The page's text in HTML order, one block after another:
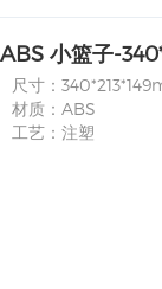
ABS 小篮子-
尺寸：
材质：ABS
工艺：注塑